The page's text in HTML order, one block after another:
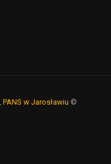
PANS w Jarosławiu ©